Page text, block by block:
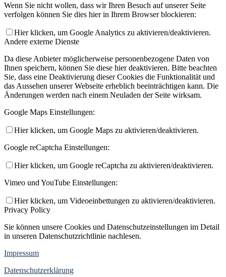
Wenn Sie nicht wollen, dass wir Ihren Besuch auf unserer Seite
verfolgen können Sie dies hier in Ihrem Browser blockieren:
Hier klicken, um Google Analytics zu aktivieren/deaktivieren.
Andere externe Dienste
Da diese Anbieter möglicherweise personenbezogene Daten von
Ihnen speichern, können Sie diese hier deaktivieren. Bitte beachten
Sie, dass eine Deaktivierung dieser Cookies die Funktionalität und
das Aussehen unserer Webseite erheblich beeinträchtigen kann. Die
Änderungen werden nach einem Neuladen der Seite wirksam.
Google Maps Einstellungen:
Hier klicken, um Google Maps zu aktivieren/deaktivieren.
Google reCaptcha Einstellungen:
Hier klicken, um Google reCaptcha zu aktivieren/deaktivieren.
Vimeo und YouTube Einstellungen:
Hier klicken, um Videoeinbettungen zu aktivieren/deaktivieren.
Privacy Policy
Sie können unsere Cookies und Datenschutzeinstellungen im Detail
in unseren Datenschutzrichtlinie nachlesen.
Impressum
Datenschutzerklärung